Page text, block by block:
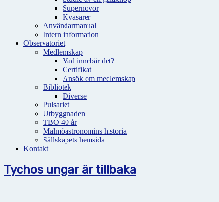
Supernovor
Kvasarer
Användarmanual
Intern information
Observatoriet
Medlemskap
Vad innebär det?
Certifikat
Ansök om medlemskap
Bibliotek
Diverse
Pulsariet
Utbyggnaden
TBO 40 år
Malmöastronomins historia
Sällskapets hemsida
Kontakt
Tychos ungar är tillbaka